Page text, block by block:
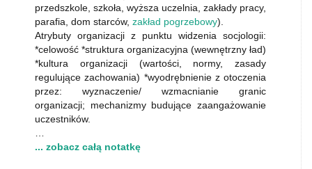
przedszkole, szkoła, wyższa uczelnia, zakłady pracy,
parafia, dom starców, zakład pogrzebowy).
Atrybuty organizacji z punktu widzenia socjologii:
*celowość *struktura organizacyjna (wewnętrzny ład)
*kultura organizacji (wartości, normy, zasady
regulujące zachowania) *wyodrębnienie z otoczenia
przez: wyznaczenie/ wzmacnianie granic
organizacji; mechanizmy budujące zaangażowanie
uczestników.
... zobacz całą notatkę